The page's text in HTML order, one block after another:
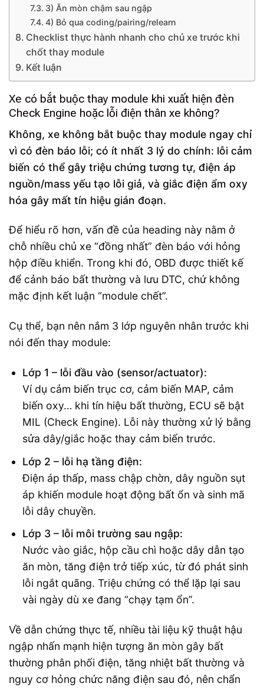
3) Ăn mòn chậm sau ngập
4) Bỏ qua coding/pairing/relearn
Checklist thực hành nhanh cho chủ xe trước khi
chốt thay module
Kết luận
Xe có bắt buộc thay module khi xuất hiện đèn
Check Engine hoặc lỗi điện thân xe không?
Không, xe không bắt buộc thay module ngay chỉ
vì có đèn báo lỗi; có ít nhất 3 lý do chính: lỗi cảm
biến có thể gây triệu chứng tương tự, điện áp
nguồn/mass yếu tạo lỗi giả, và giắc điện ẩm oxy
hóa gây mất tín hiệu gián đoạn.
Để hiểu rõ hơn, vấn đề của heading này nằm ở
chỗ nhiều chủ xe “đồng nhất” đèn báo với hỏng
hộp điều khiển. Trong khi đó, OBD được thiết kế
để cảnh báo bất thường và lưu DTC, chứ không
mặc định kết luận “module chết”.
Cụ thể, bạn nên nắm 3 lớp nguyên nhân trước khi
nói đến thay module:
Lớp 1 – lỗi đầu vào (sensor/actuator):
Ví dụ cảm biến trục cơ, cảm biến MAP, cảm
biến oxy… khi tín hiệu bất thường, ECU sẽ bật
MIL (Check Engine). Lỗi này thường xử lý bằng
sửa dây/giắc hoặc thay cảm biến trước.
Lớp 2 – lỗi hạ tầng điện:
Điện áp thấp, mass chập chờn, dây nguồn sụt
áp khiến module hoạt động bất ổn và sinh mã
lỗi dây chuyền.
Lớp 3 – lỗi môi trường sau ngập:
Nước vào giắc, hộp cầu chì hoặc dây dẫn tạo
ăn mòn, tăng điện trở tiếp xúc, từ đó phát sinh
lỗi ngắt quãng. Triệu chứng có thể lặp lại sau
vài ngày dù xe đang “chạy tạm ổn”.
Về dẫn chứng thực tế, nhiều tài liệu kỹ thuật hậu
ngập nhấn mạnh hiện tượng ăn mòn gây bất
thường phân phối điện, tăng nhiệt bất thường và
nguy cơ hỏng chức năng điện sau đó, nên chẩn